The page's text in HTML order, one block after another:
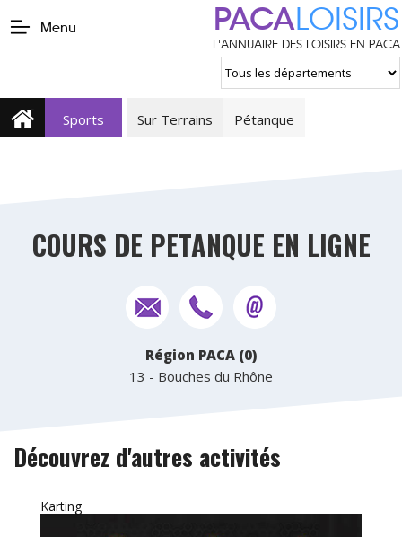
Menu PACALOISIRS
L'ANNUAIRE DES LOISIRS EN PACA
Sports Sur Terrains Pétanque
COURS DE PETANQUE EN LIGNE
Région PACA (0)
13 - Bouches du Rhône
Découvrez d'autres activités
Karting